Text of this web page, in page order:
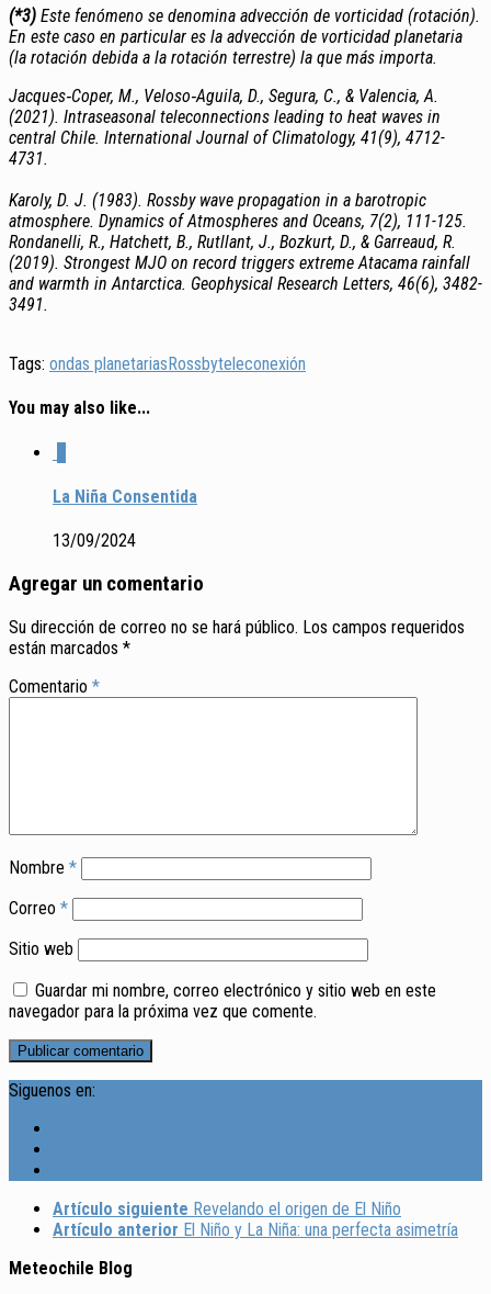
(*3) Este fenómeno se denomina advección de vorticidad (rotación).
En este caso en particular es la advección de vorticidad planetaria
(la rotación debida a la rotación terrestre) la que más importa.
Jacques‐Coper, M., Veloso‐Aguila, D., Segura, C., & Valencia, A.
(2021). Intraseasonal teleconnections leading to heat waves in
central Chile. International Journal of Climatology, 41(9), 4712-
4731.
Karoly, D. J. (1983). Rossby wave propagation in a barotropic
atmosphere. Dynamics of Atmospheres and Oceans, 7(2), 111-125.
Rondanelli, R., Hatchett, B., Rutllant, J., Bozkurt, D., & Garreaud, R.
(2019). Strongest MJO on record triggers extreme Atacama rainfall
and warmth in Antarctica. Geophysical Research Letters, 46(6), 3482-
3491.
Tags: ondas planetarias Rossbyteleconexión
You may also like...
La Niña Consentida
13/09/2024
Agregar un comentario
Su dirección de correo no se hará público. Los campos requeridos
están marcados *
Comentario *
Nombre *
Correo *
Sitio web
Guardar mi nombre, correo electrónico y sitio web en este
navegador para la próxima vez que comente.
Siguenos en:
Artículo siguiente Revelando el origen de El Niño
Artículo anterior El Niño y La Niña: una perfecta asimetría
Meteochile Blog